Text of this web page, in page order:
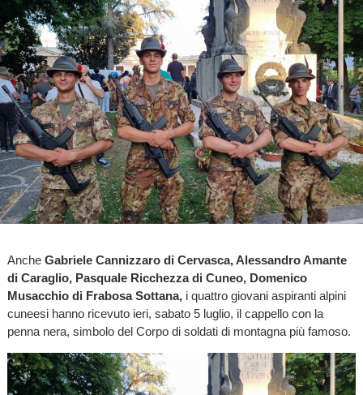
Anche Gabriele Cannizzaro di Cervasca, Alessandro Amante
di Caraglio, Pasquale Ricchezza di Cuneo, Domenico
Musacchio di Frabosa Sottana,i quattro giovani aspiranti alpini
cuneesi hanno ricevuto ieri, sabato 5 luglio, il cappello con la
penna nera, simbolo del Corpo di soldati di montagna più famoso.